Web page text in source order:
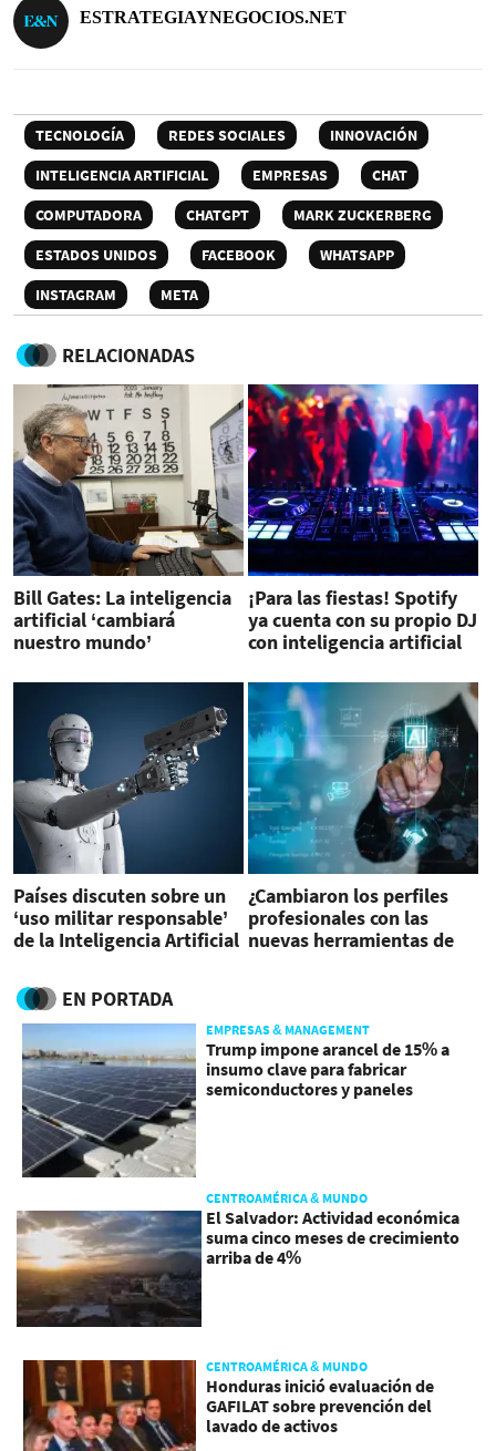
ESTRATEGIAYNEGOCIOS.NET
TECNOLOGÍA REDES SOCIALES
INNOVACIÓN
INTELIGENCIA ARTIFICIAL
EMPRESAS
CHAT
COMPUTADORA
CHATGPT
MARK ZUCKERBERG
ESTADOS UNIDOS
FACEBOOK
WHATSAPP
INSTAGRAM
META
RELACIONADAS
Bill Gates: La inteligencia
artificial ‘cambiará
nuestro mundo’
¡Para las fiestas! Spotify
ya cuenta con su propio DJ
con inteligencia artificial
Países discuten sobre un
‘uso militar responsable’
de la Inteligencia Artificial
¿Cambiaron los perfiles
profesionales con las
nuevas herramientas de
EN PORTADA
EMPRESAS & MANAGEMENT
Trump impone arancel de 15% a
insumo clave para fabricar
semiconductores y paneles
CENTROAMÉRICA & MUNDO
El Salvador: Actividad económica
suma cinco meses de crecimiento
arriba de 4%
CENTROAMÉRICA & MUNDO
Honduras inició evaluación de
GAFILAT sobre prevención del
lavado de activos